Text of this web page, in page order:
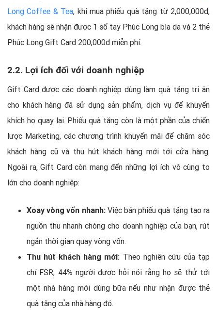
Long Coffee & Tea, khi mua phiếu quà tặng từ 2,000,000đ,
khách hàng sẽ nhận được 1 sổ tay Phúc Long bìa da và 2 thẻ
Phúc Long Gift Card 200,000đ miễn phí.
2.2. Lợi ích đối với doanh nghiệp
Gift Card được các doanh nghiệp dùng làm quà tặng tri ân
cho khách hàng đã sử dụng sản phẩm, dịch vụ để khuyến
khích họ quay lại. Phiếu quà tặng còn là một phần của chiến
lược Marketing, các chương trình khuyến mãi để chăm sóc
khách hàng cũ và thu hút khách hàng mới tới cửa hàng.
Ngoài ra, Gift Card còn mang đến những lợi ích vô cùng to
lớn cho doanh nghiệp:
Xoay vòng vốn nhanh:Việc bán phiếu quà tặng tạo ra
nguồn thu nhanh chóng cho doanh nghiệp của bạn, rút
ngắn thời gian quay vòng vốn.
Thu hút khách hàng mới: Theo nghiên cứu của tạp
chí FSR, 44% người được hỏi nói rằng họ sẽ thử tới
một nhà hàng mới dùng bữa nếu như nhận được thẻ
quà tặng của nhà hàng đó.